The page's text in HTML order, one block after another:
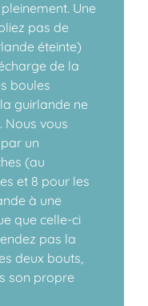
Une
pas de
éteinte)
de la
boules
guirlande ne
Nous vous
un
(au
et 8 pour les
à une
que celle-ci
pas la
deux bouts,
son propre